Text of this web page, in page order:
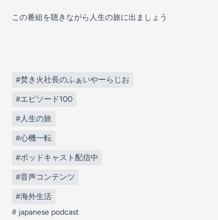
この番組を聴きながら人生の旅に出ましょう
#焚き火社長のふぁいやーらじお
#エピソード100
#人生の旅
#心機一転
#ポッドキャスト配信中
#音声コンテンツ
#海外生活
# japanese podcast